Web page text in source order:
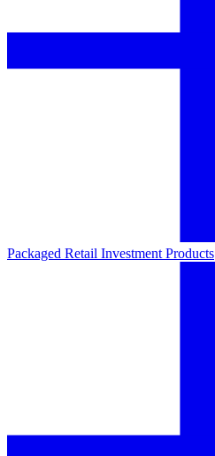
Packaged Retail Investment Products